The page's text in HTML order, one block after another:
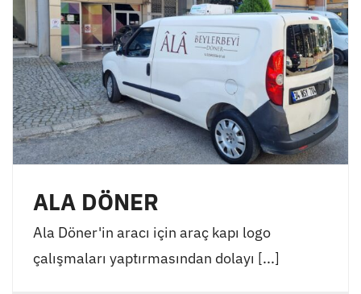
ALA DÖNER
Ala Döner'in aracı için araç kapı logo
çalışmaları yaptırmasından dolayı [...]